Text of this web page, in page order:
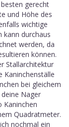
gerecht
und Höhe des
wichtige
kann durchaus
werden, da
können.
Stallarchitektur
Kaninchenställe
bei gleichem
Nager
Kaninchen
Quadratmeter.
nochmal ein